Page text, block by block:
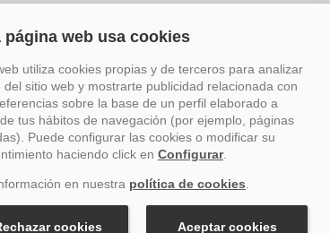
CP: 29006) Tel: +34 917 815 555 -
el impulso de la innovación, el desarrollo
durante el año 2026 para reforzar su
de la Cámara de Comercio de Málaga.